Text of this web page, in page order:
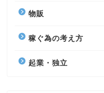
物販
稼ぐ為の考え方
起業・独立